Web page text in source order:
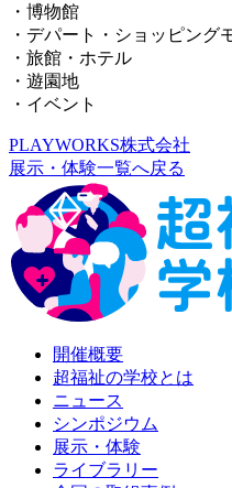
・博物館
・デパート・ショッピング
・旅館・ホテル
・遊園地
・イベント
PLAYWORKS株式会社
展示・体験一覧へ戻る
開催概要
超福祉の学校とは
ニュース
シンポジウム
展示・体験
ライブラリー